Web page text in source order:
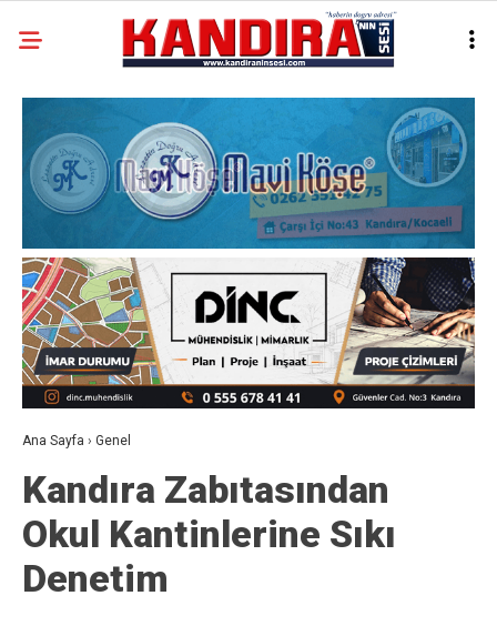
Ana Sayfa › Genel
Kandıra Zabıtasından
Okul Kantinlerine Sıkı
Denetim